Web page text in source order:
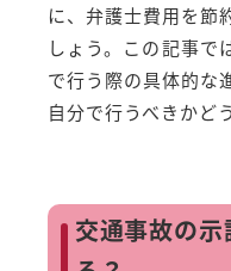
に、弁護士費用を節
しょう。この記事で
で行う際の具体的な
自分で行うべきかど
交通事故の